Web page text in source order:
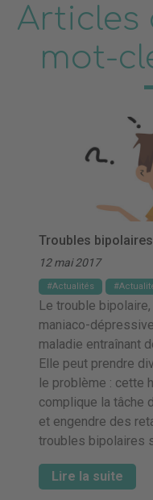
Articles
mot-
Troubles
12 mai 2017
Actualités
Le trouble
maniaco-
maladie entraînant
Elle peut prendre
le problème : cette
complique la tâche
et engendre des
troubles bipolaires
Lire la suite